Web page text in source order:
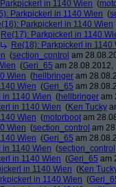
in 1140 Wien (
Parkpickerl in 1140 Wien (
Parkpickerl in 1140 Wien
Re(17): Parkpickerl in 1140
Re(18): Parkpickerl in 1140
(section_control am
(Geri_65 am 28.08.2012,
Wien (hellbringer am
Wien (Geri_65 am
in 1140 Wien (hellbringer am
in 1140 Wien (Ken Tucky
Wien (motorboot am
Wien (section_control am
Wien (Geri_65 am
in 1140 Wien (section_control
in 1140 Wien (Geri_65 am
in 1140 Wien (Ken
in 1140 Wien (